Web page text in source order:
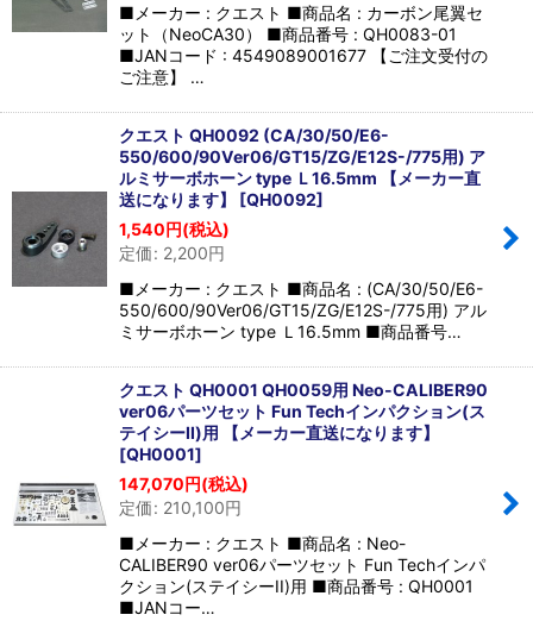
■メーカー : クエスト ■商品名 : カーボン尾翼セ
ット（NeoCA30） ■商品番号 : QH0083-01
■JANコード : 4549089001677 【ご注文受付の
ご注意】 …
クエスト QH0092 (CA/30/50/E6-
550/600/90Ver06/GT15/ZG/E12S-/775用) ア
ルミサーボホーン type Ｌ16.5mm 【メーカー直
送になります】 [QH0092]
1,540円(税込)
定価: 2,200円
■メーカー : クエスト ■商品名 : (CA/30/50/E6-
550/600/90Ver06/GT15/ZG/E12S-/775用) アル
ミサーボホーン type Ｌ16.5mm ■商品番号…
クエスト QH0001 QH0059用 Neo-CALIBER90
ver06パーツセット Fun Techインパクション(ス
テイシーII)用 【メーカー直送になります】
[QH0001]
147,070円(税込)
定価: 210,100円
■メーカー : クエスト ■商品名 : Neo-
CALIBER90 ver06パーツセット Fun Techインパ
クション(ステイシーII)用 ■商品番号 : QH0001
■JANコー…